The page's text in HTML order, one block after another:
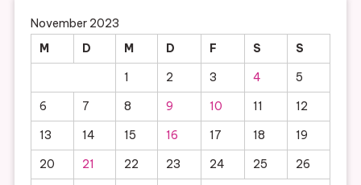
November 2023
M
D M D F S
S
1
2 3 4
5
6
7 8 9 10 11
12
13
14 15 16 17 18
19
20
21 22 23 24 25
26